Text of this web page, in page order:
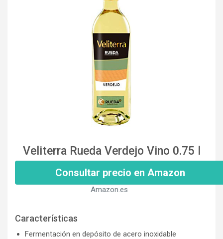
Veliterra Rueda Verdejo Vino 0.75 l
Consultar precio en Amazon
Amazon.es
Características
Fermentación en depósito de acero inoxidable